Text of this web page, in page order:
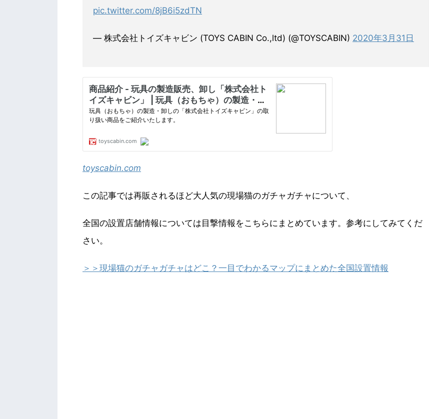
pic.twitter.com/8jB6i5zdTN
— 株式会社トイズキャビン (TOYS CABIN Co.,ltd) (@TOYSCABIN) 2020年3月31日
toyscabin.com
この記事では再販されるほど大人気の現場猫のガチャガチャについて、
全国の設置店舗情報については目撃情報をこちらにまとめています。参考にしてみてくだ
さい。
＞＞現場猫のガチャガチャはどこ？一目でわかるマップにまとめた全国設置情報